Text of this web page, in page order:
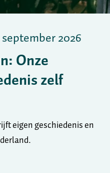
2026
Onze
zelf
eigen geschiedenis en